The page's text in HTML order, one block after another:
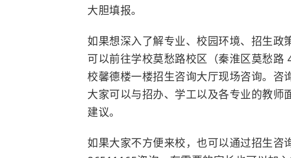
大胆填报。
如果想深入了解专业、校园环境、招生政
可以前往学校莫愁路校区（秦淮区莫愁
校馨德楼一楼招生咨询大厅现场咨询。咨
大家可以与招办、学工以及各专业的教
建议。
如果大家不方便来校，也可以通过招生咨